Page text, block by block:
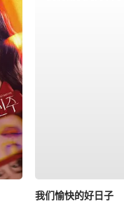
我们愉快的好日子